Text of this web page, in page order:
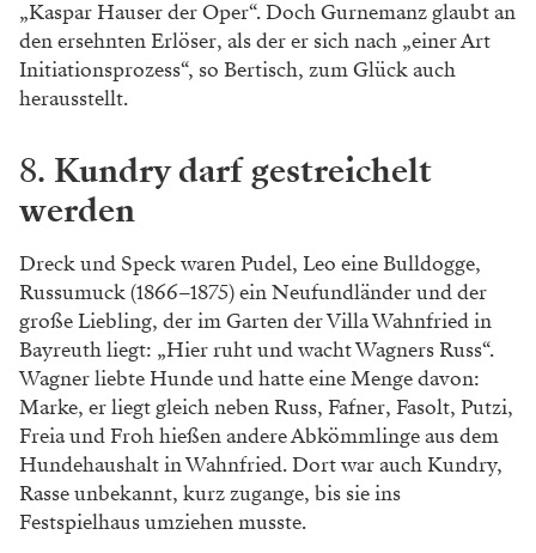
„Kaspar Hauser der Oper“. Doch Gurnemanz glaubt an
den ersehnten Erlöser, als der er sich nach „einer Art
Initiationsprozess“, so Bertisch, zum Glück auch
herausstellt.
8. Kundry darf gestreichelt
werden
Dreck und Speck waren Pudel, Leo eine Bulldogge,
Russumuck (1866–1875) ein Neufund­länder und der
große Liebling, der im Garten der Villa Wahnfried in
Bayreuth liegt: „Hier ruht und wacht ­Wagners Russ“.
Wagner liebte Hunde und hatte eine Menge davon:
Marke, er liegt gleich neben Russ, Fafner, Fasolt, Putzi,
Freia und Froh hießen andere Abkömmlinge aus dem
Hunde­haushalt in Wahnfried. Dort war auch Kundry,
Rasse unbekannt, kurz zugange, bis sie ins
Festspielhaus umziehen musste.